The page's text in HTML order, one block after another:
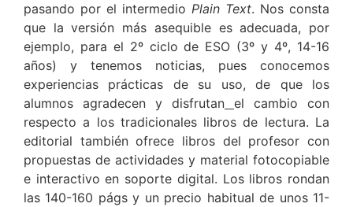
pasando por el intermedio Plain Text. Nos consta
que la versión más asequible es adecuada, por
ejemplo, para el 2º ciclo de ESO (3º y 4º, 14-16
años) y tenemos noticias, pues conocemos
experiencias prácticas de su uso, de que los
alumnos agradecen y disfrutan el cambio con
respecto a los tradicionales libros de lectura. La
editorial también ofrece libros del profesor con
propuestas de actividades y material fotocopiable
e interactivo en soporte digital. Los libros rondan
las 140-160 págs y un precio habitual de unos 11-